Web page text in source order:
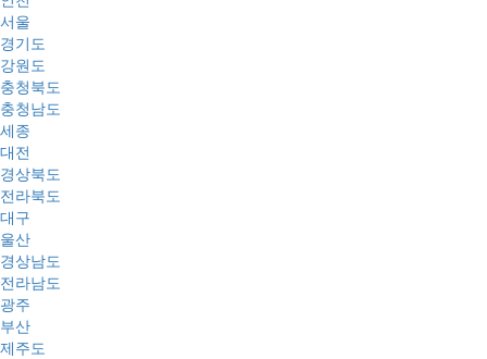
서울
경기도
강원도
충청북도
충청남도
세종
대전
경상북도
전라북도
대구
울산
경상남도
전라남도
광주
부산
제주도